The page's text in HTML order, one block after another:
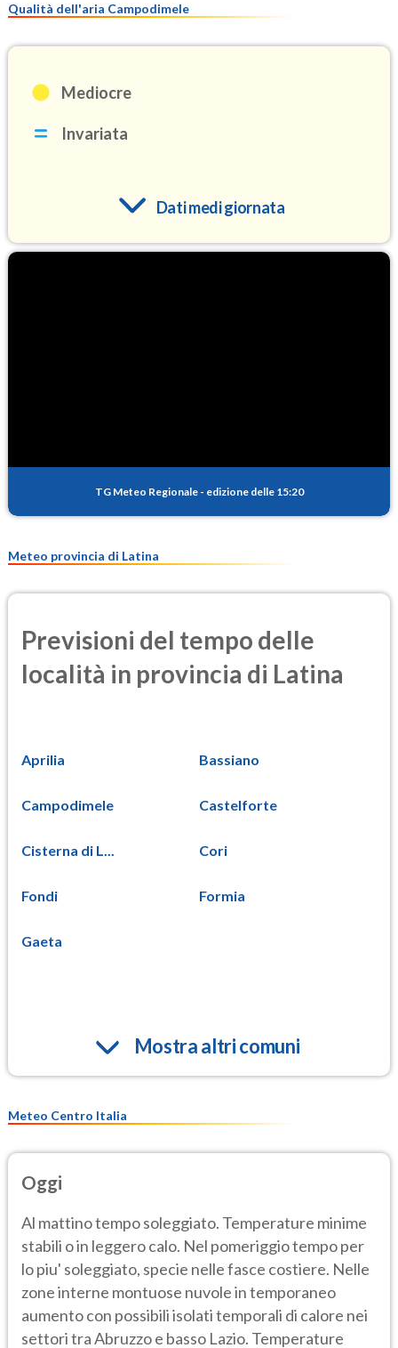
Qualità dell'aria Campodimele
Mediocre
Invariata
Dati medi giornata
PM25
TG Meteo Regionale - edizione delle 15:20
Meteo provincia di Latina
Previsioni del tempo delle
località in provincia di Latina
Aprilia Bassiano
Campodimele Castelforte
Cisterna di L... Cori
Fondi Formia
Gaeta
Mostra altri comuni
Meteo Centro Italia
Oggi
Al mattino tempo soleggiato. Temperature minime
stabili o in leggero calo. Nel pomeriggio tempo per
lo piu' soleggiato, specie nelle fasce costiere. Nelle
zone interne montuose nuvole in temporaneo
aumento con possibili isolati temporali di calore nei
settori tra Abruzzo e basso Lazio. Temperature